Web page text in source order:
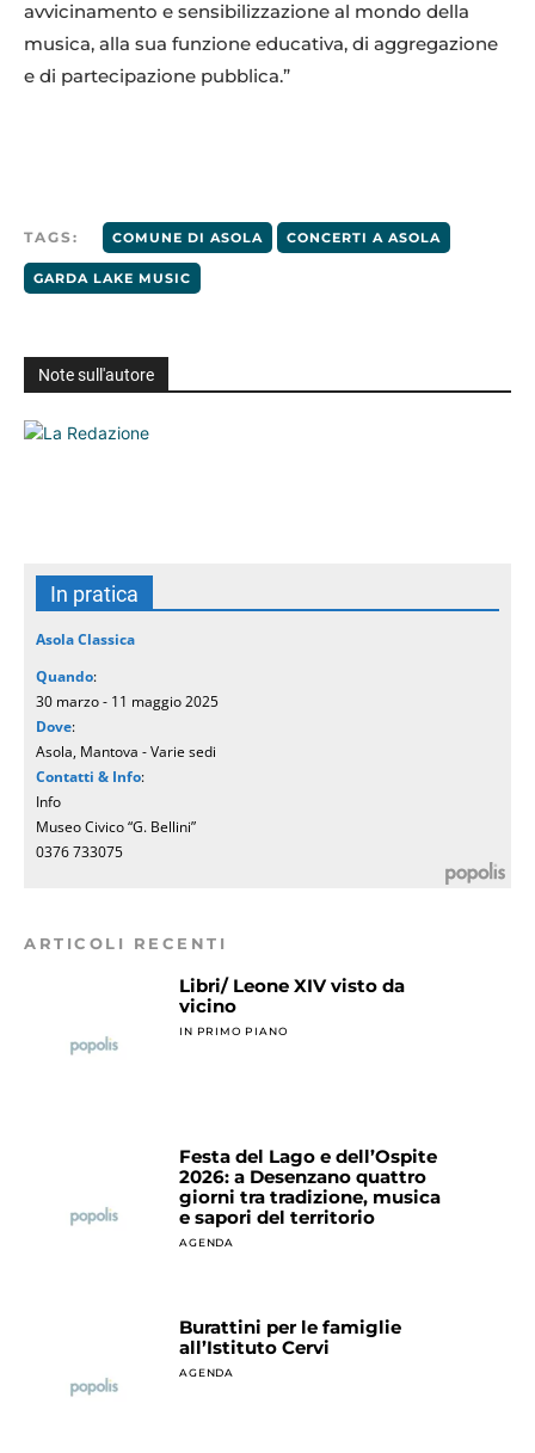
avvicinamento e sensibilizzazione al mondo della
musica, alla sua funzione educativa, di aggregazione
e di partecipazione pubblica.”
TAGS: COMUNE DI ASOLA CONCERTI A ASOLA
GARDA LAKE MUSIC
Note sull'autore
In pratica
Asola Classica
Quando:
30 marzo - 11 maggio 2025
Dove:
Asola, Mantova - Varie sedi
Contatti & Info:
Info
Museo Civico “G. Bellini”
0376 733075
ARTICOLI RECENTI
Libri/ Leone XIV visto da
vicino
IN PRIMO PIANO
Festa del Lago e dell’Ospite
2026: a Desenzano quattro
giorni tra tradizione, musica
e sapori del territorio
AGENDA
Burattini per le famiglie
all’Istituto Cervi
AGENDA